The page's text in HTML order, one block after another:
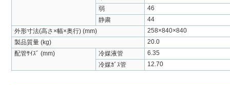
弱
46
静粛
44
外形寸法(高さ×幅×奥行) (mm)
258×840×840
製品質量 (kg)
20.0
配管ｻｲｽﾞ (mm)
冷媒液管
6.35
冷媒ｶﾞｽ管
12.70